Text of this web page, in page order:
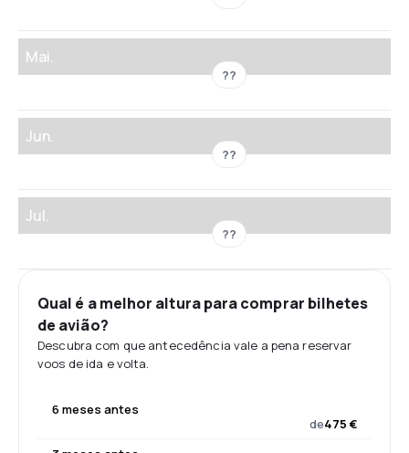
Mai.
??
Jun.
??
Jul.
??
Qual é a melhor altura para comprar bilhetes
de avião?
Descubra com que antecedência vale a pena reservar
voos de ida e volta.
6 meses antes
de475 €